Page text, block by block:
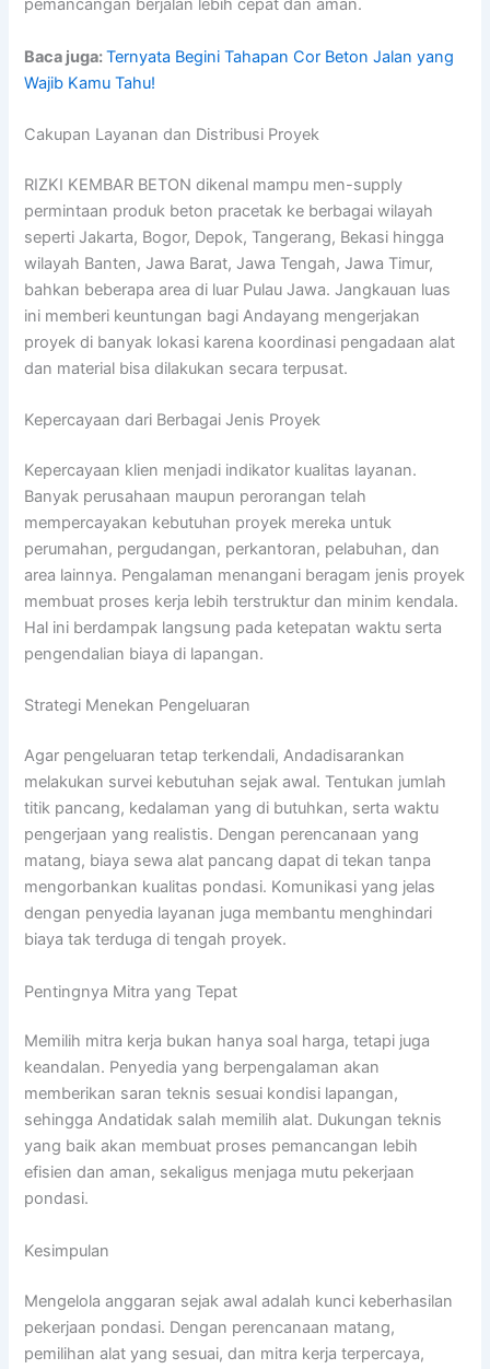
pemancangan berjalan lebih cepat dan aman.
Baca juga:Ternyata Begini Tahapan Cor Beton Jalan yang
Wajib Kamu Tahu!
Cakupan Layanan dan Distribusi Proyek
RIZKI KEMBAR BETON dikenal mampu men-supply
permintaan produk beton pracetak ke berbagai wilayah
seperti Jakarta, Bogor, Depok, Tangerang, Bekasi hingga
wilayah Banten, Jawa Barat, Jawa Tengah, Jawa Timur,
bahkan beberapa area di luar Pulau Jawa. Jangkauan luas
ini memberi keuntungan bagi Andayang mengerjakan
proyek di banyak lokasi karena koordinasi pengadaan alat
dan material bisa dilakukan secara terpusat.
Kepercayaan dari Berbagai Jenis Proyek
Kepercayaan klien menjadi indikator kualitas layanan.
Banyak perusahaan maupun perorangan telah
mempercayakan kebutuhan proyek mereka untuk
perumahan, pergudangan, perkantoran, pelabuhan, dan
area lainnya. Pengalaman menangani beragam jenis proyek
membuat proses kerja lebih terstruktur dan minim kendala.
Hal ini berdampak langsung pada ketepatan waktu serta
pengendalian biaya di lapangan.
Strategi Menekan Pengeluaran
Agar pengeluaran tetap terkendali, Andadisarankan
melakukan survei kebutuhan sejak awal. Tentukan jumlah
titik pancang, kedalaman yang di butuhkan, serta waktu
pengerjaan yang realistis. Dengan perencanaan yang
matang, biaya sewa alat pancang dapat di tekan tanpa
mengorbankan kualitas pondasi. Komunikasi yang jelas
dengan penyedia layanan juga membantu menghindari
biaya tak terduga di tengah proyek.
Pentingnya Mitra yang Tepat
Memilih mitra kerja bukan hanya soal harga, tetapi juga
keandalan. Penyedia yang berpengalaman akan
memberikan saran teknis sesuai kondisi lapangan,
sehingga Andatidak salah memilih alat. Dukungan teknis
yang baik akan membuat proses pemancangan lebih
efisien dan aman, sekaligus menjaga mutu pekerjaan
pondasi.
Kesimpulan
Mengelola anggaran sejak awal adalah kunci keberhasilan
pekerjaan pondasi. Dengan perencanaan matang,
pemilihan alat yang sesuai, dan mitra kerja terpercaya,